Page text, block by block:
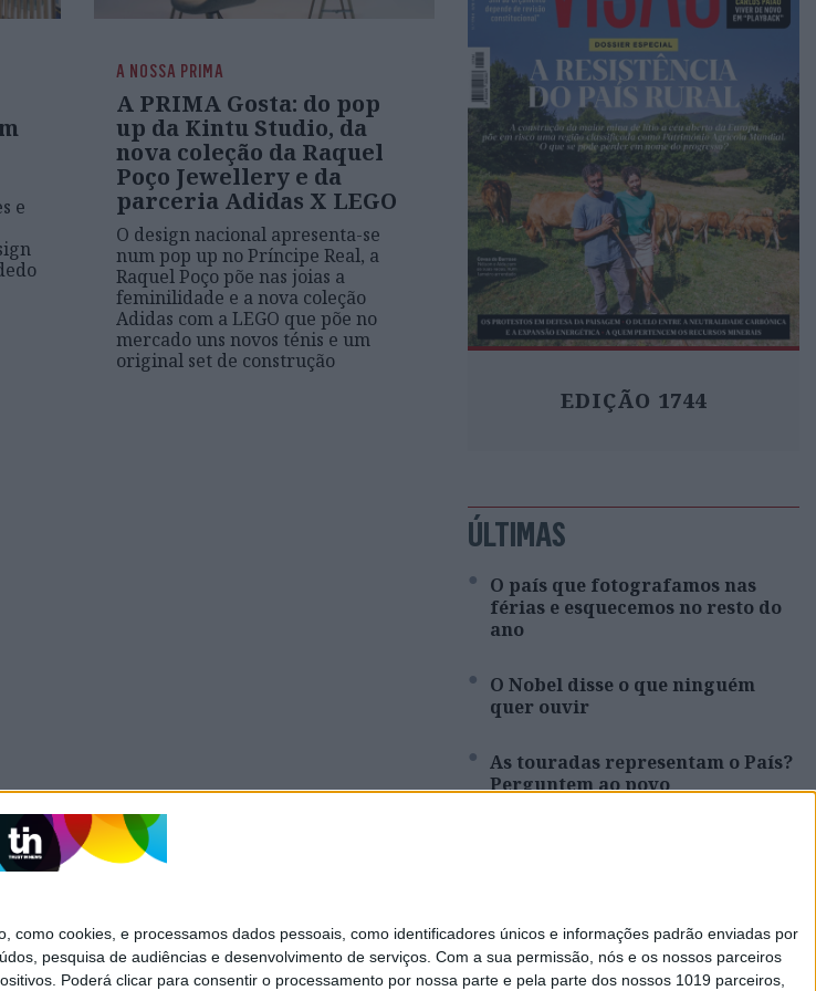
como cookies, e processamos dados pessoais, como identificadores únicos e informações padrão enviadas por
pesquisa de audiências e desenvolvimento de serviços. Com a sua permissão, nós e os nossos parceiros
Poderá clicar para consentir o processamento por nossa parte e pela parte dos nossos 1019 parceiros,
e
A NOSSA PRIMA
A PRIMA Gosta: do pop
up da Kintu Studio, da
nova coleção da Raquel
Poço Jewellery e da
parceria Adidas X LEGO
O design nacional apresenta-se
num pop up no Príncipe Real, a
Raquel Poço põe nas joias a
feminilidade e a nova coleção
Adidas com a LEGO que põe no
mercado uns novos ténis e um
original set de construção
EDIÇÃO 1744
ÚLTIMAS
O país que fotografamos nas
férias e esquecemos no resto do
ano
O Nobel disse o que ninguém
quer ouvir
As touradas representam o País?
Perguntem ao povo
a expansão energética